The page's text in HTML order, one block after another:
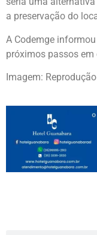
a preservação do
A Codemge
próximos passos
Imagem: